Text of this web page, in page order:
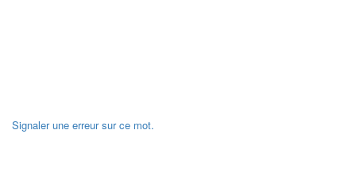
Signaler une erreur sur ce mot.